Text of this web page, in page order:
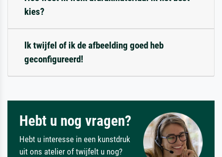
kies?
Ik twijfel of ik de afbeelding goed heb
geconfigureerd!
Hebt u nog vragen?
Hebt u interesse in een kunstdruk
uit ons atelier of twijfelt u nog?